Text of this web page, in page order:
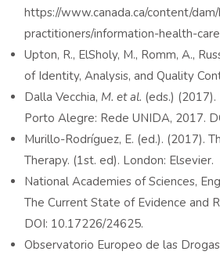
https://www.canada.ca/content/
practitioners/information-health-
Upton, R., ElSholy, M., Romm, A.,
of Identity, Analysis, and Quality
Dalla Vecchia, M. et al. (eds.)
Porto Alegre: Rede UNIDA, 2017.
Murillo-Rodríguez, E. (ed.). (2017).
Therapy. (1st. ed). London: Elsevier.
National Academies of Sciences,
The Current State of Evidence and
DOI: 10.17226/24625.
Observatorio Europeo de las